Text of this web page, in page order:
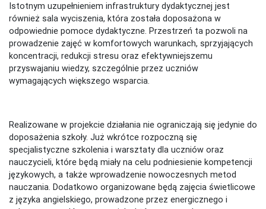
Istotnym uzupełnieniem infrastruktury dydaktycznej jest
również sala wyciszenia, która została doposażona w
odpowiednie pomoce dydaktyczne. Przestrzeń ta pozwoli na
prowadzenie zajęć w komfortowych warunkach, sprzyjających
koncentracji, redukcji stresu oraz efektywniejszemu
przyswajaniu wiedzy, szczególnie przez uczniów
wymagających większego wsparcia.
Realizowane w projekcie działania nie ograniczają się jedynie do
doposażenia szkoły. Już wkrótce rozpoczną się
specjalistyczne szkolenia i warsztaty dla uczniów oraz
nauczycieli, które będą miały na celu podniesienie kompetencji
językowych, a także wprowadzenie nowoczesnych metod
nauczania. Dodatkowo organizowane będą zajęcia świetlicowe
z języka angielskiego, prowadzone przez energicznego i